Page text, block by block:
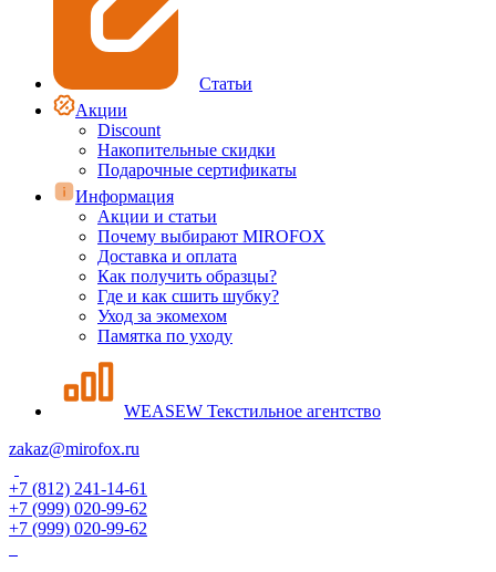
Статьи
Акции
Discount
Накопительные скидки
Подарочные сертификаты
Информация
Акции и статьи
Почему выбирают MIROFOX
Доставка и оплата
Как получить образцы?
Где и как сшить шубку?
Уход за экомехом
Памятка по уходу
WEASEW Текстильное агентство
zakaz@mirofox.ru
+7 (812) 241-14-61
+7 (999) 020-99-62
+7 (999) 020-99-62